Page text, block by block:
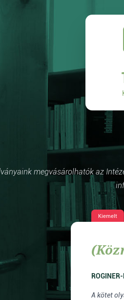
megvásárolhatók az
Kiemelt
A kötet